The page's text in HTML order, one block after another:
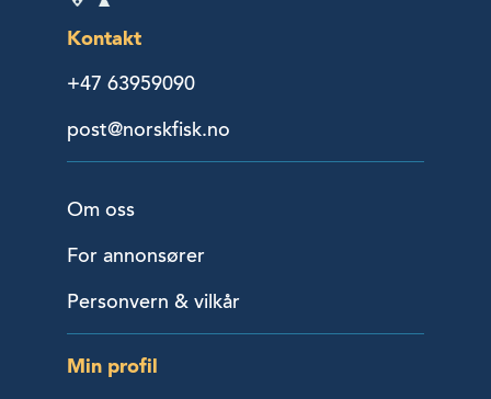
Kontakt
+47 63959090
post@norskfisk.no
Om oss
For annonsører
Personvern & vilkår
Min profil